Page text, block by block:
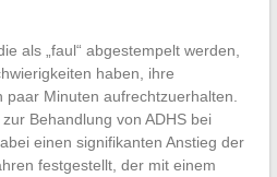
als „faul“ abgestempelt werden,
haben, ihre
Minuten aufrechtzuerhalten.
Behandlung von ADHS bei
einen signifikanten Anstieg der
festgestellt, der mit einem